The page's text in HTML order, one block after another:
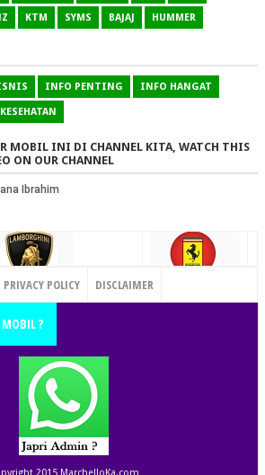
KTM SYMS BAJAJ HUMMER
INFO PENTING INFO HANGAT
MOBIL INI DI CHANNEL KITA, WATCH THIS
ON OUR CHANNEL
CONTACT US
PRIVACY POLICY DISCLAIMER
MOBIL ?